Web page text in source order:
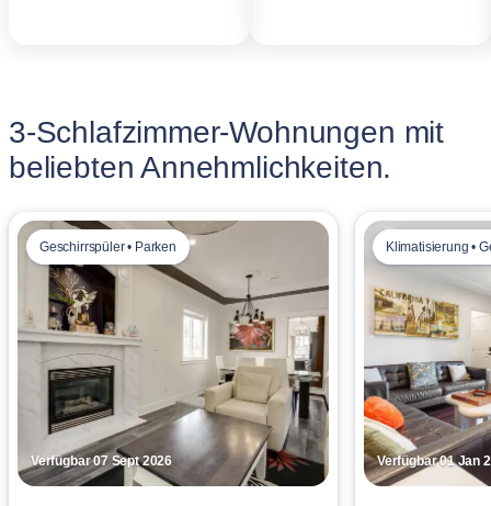
3-Schlafzimmer-Wohnungen mit
beliebten Annehmlichkeiten.
Verfügbar 07 Sept 2026
Geschirrspüler • Parken
Verfügbar 01 Jan
Klimatisierung •